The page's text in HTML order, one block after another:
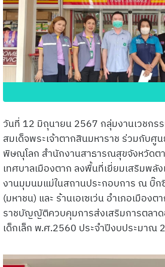
วันที่ 12 มิถุนายน 2567 กลุ่มงานเวชกร
สมเด็จพระเจ้าตากสินมหาราช ร่วมกับศู
พิษณุโลก สำนักงานสาธารณสุขจังหวัดต
เทศบาลเมืองตาก ลงพื้นที่เยี่ยมเสริมพลั
งานมุมนมแม่ในสถานประกอบการ ณ บิ๊ก
(มหาชน) และ ร้านเอเซเว่น อำเภอเมือง
ราชบัญญัติควบคุมการส่งเสริมการตลาด
เด็กเล็ก พ.ศ.2560 ประจำปีงบประมาณ